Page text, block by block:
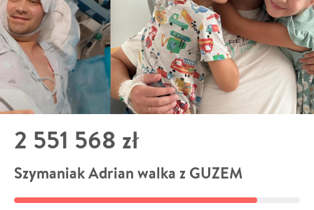
2 551 568 zł
Szymaniak Adrian walka z GUZEM